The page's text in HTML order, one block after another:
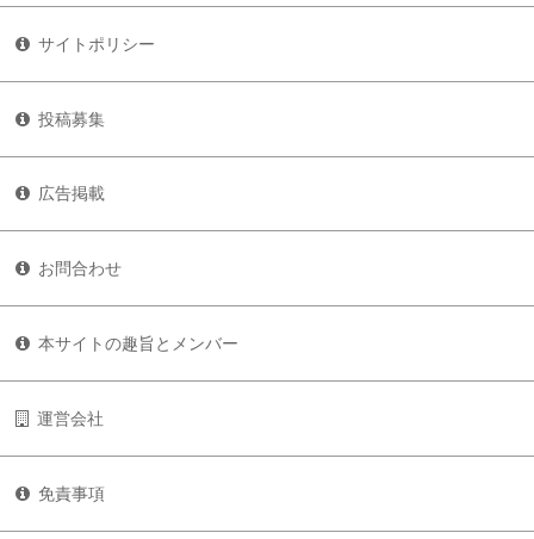
サイトポリシー
投稿募集
広告掲載
お問合わせ
本サイトの趣旨とメンバー
運営会社
免責事項